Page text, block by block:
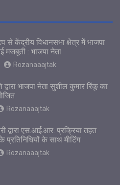
से केंद्रीय विधानसभा क्षेत्र में भाजपा
मजबूती : भाजपा नेता
Rozanaaajtak
द्वारा भाजपा नेता सुशील कुमार रिंकू का
Rozanaaajtak
द्वारा एस.आई.आर. प्रक्रिया तहत
के प्रतिनिधियों के साथ मीटिंग
Rozanaaajtak